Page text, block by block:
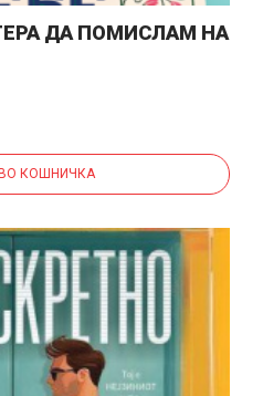
ДА ПОМИСЛАМ НА
КОШНИЧКА